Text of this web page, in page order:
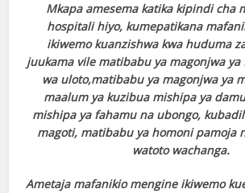
Mkapa amesema katika kipindi cha
hospitali hiyo, kumepatikana
ikiwemo kuanzishwa kwa huduma
juukama vile matibabu ya magonjwa
wa uloto,matibabu ya magonjwa ya
maalum ya kuzibua mishipa ya
mishipa ya fahamu na ubongo,
magoti, matibabu ya homoni pamoja
watoto wachanga.
Ametaja mafanikio mengine ikiwemo